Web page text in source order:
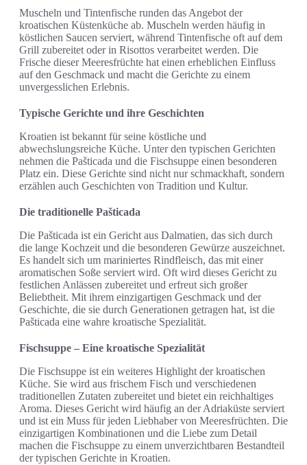
Muscheln und Tintenfische runden das Angebot der
kroatischen Küstenküche ab. Muscheln werden häufig in
köstlichen Saucen serviert, während Tintenfische oft auf dem
Grill zubereitet oder in Risottos verarbeitet werden. Die
Frische dieser Meeresfrüchte hat einen erheblichen Einfluss
auf den Geschmack und macht die Gerichte zu einem
unvergesslichen Erlebnis.
Typische Gerichte und ihre Geschichten
Kroatien ist bekannt für seine köstliche und
abwechslungsreiche Küche. Unter den typischen Gerichten
nehmen die Pašticada und die Fischsuppe einen besonderen
Platz ein. Diese Gerichte sind nicht nur schmackhaft, sondern
erzählen auch Geschichten von Tradition und Kultur.
Die traditionelle Pašticada
Die Pašticada ist ein Gericht aus Dalmatien, das sich durch
die lange Kochzeit und die besonderen Gewürze auszeichnet.
Es handelt sich um mariniertes Rindfleisch, das mit einer
aromatischen Soße serviert wird. Oft wird dieses Gericht zu
festlichen Anlässen zubereitet und erfreut sich großer
Beliebtheit. Mit ihrem einzigartigen Geschmack und der
Geschichte, die sie durch Generationen getragen hat, ist die
Pašticada eine wahre kroatische Spezialität.
Fischsuppe – Eine kroatische Spezialität
Die Fischsuppe ist ein weiteres Highlight der kroatischen
Küche. Sie wird aus frischem Fisch und verschiedenen
traditionellen Zutaten zubereitet und bietet ein reichhaltiges
Aroma. Dieses Gericht wird häufig an der Adriaküste serviert
und ist ein Muss für jeden Liebhaber von Meeresfrüchten. Die
einzigartigen Kombinationen und die Liebe zum Detail
machen die Fischsuppe zu einem unverzichtbaren Bestandteil
der typischen Gerichte in Kroatien.